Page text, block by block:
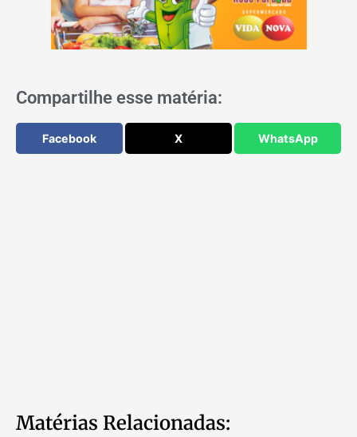
Compartilhe esse matéria:
Facebook X WhatsApp
Matérias Relacionadas: